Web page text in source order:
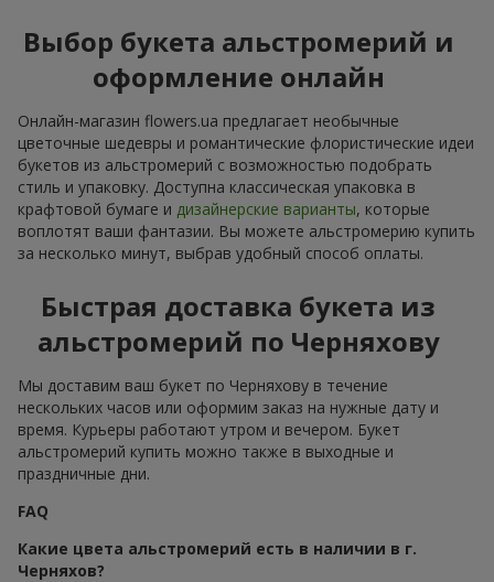
Выбор букета альстромерий и
оформление онлайн
Онлайн-магазин flowers.ua предлагает необычные
цветочные шедевры и романтические флористические идеи
букетов из альстромерий с возможностью подобрать
стиль и упаковку. Доступна классическая упаковка в
крафтовой бумаге и дизайнерские варианты, которые
воплотят ваши фантазии. Вы можете альстромерию купить
за несколько минут, выбрав удобный способ оплаты.
Быстрая доставка букета из
альстромерий по Черняхову
Мы доставим ваш букет по Черняхову в течение
нескольких часов или оформим заказ на нужные дату и
время. Курьеры работают утром и вечером. Букет
альстромерий купить можно также в выходные и
праздничные дни.
FAQ
Какие цвета альстромерий есть в наличии в г.
Черняхов?